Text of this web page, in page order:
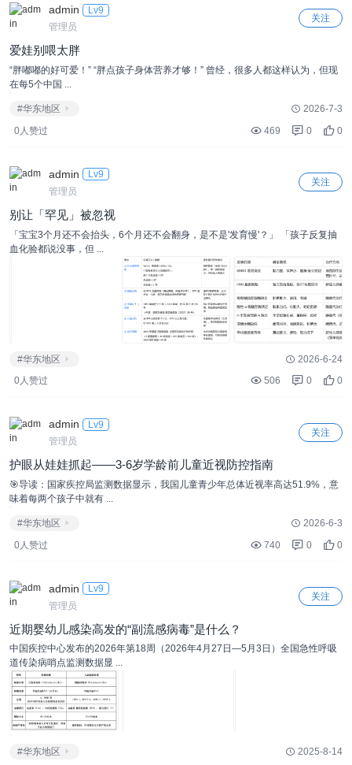
admin
Lv9
管理员
关注
爱娃别喂太胖
“胖嘟嘟的好可爱！” “胖点孩子身体营养才够！” 曾经，很多人都这样认为，但现
在每5个中国 ...
#华东地区
2026-7-3
0人赞过
469 0 0
admin
Lv9
管理员
关注
别让「罕见」被忽视
「宝宝3个月还不会抬头，6个月还不会翻身，是不是'发育慢'？」 「孩子反复抽
血化验都说没事，但 ...
#华东地区
2026-6-24
0人赞过
506 0 0
admin
Lv9
管理员
关注
护眼从娃娃抓起——3-6岁学龄前儿童近视防控指南
🎯导读：国家疾控局监测数据显示，我国儿童青少年总体近视率高达51.9%，意
味着每两个孩子中就有 ...
#华东地区
2026-6-3
0人赞过
740 0 0
admin
Lv9
管理员
关注
近期婴幼儿感染高发的“副流感病毒”是什么？
中国疾控中心发布的2026年第18周（2026年4月27日—5月3日）全国急性呼吸
道传染病哨点监测数据显 ...
#华东地区
2025-8-14